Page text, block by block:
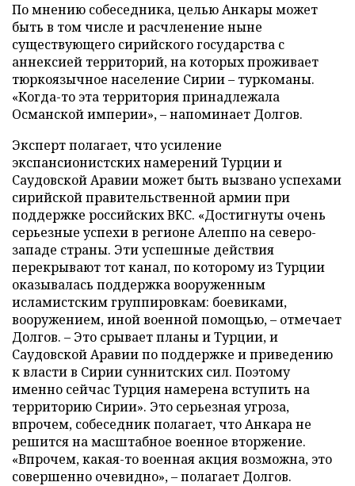
По мнению собеседника, целью Анкары может
быть в том числе и расчленение ныне
существующего сирийского государства с
аннексией территорий, на которых проживает
тюркоязычное население Сирии – туркоманы.
«Когда-то эта территория принадлежала
Османской империи», – напоминает Долгов.
Эксперт полагает, что усиление
экспансионистских намерений Турции и
Саудовской Аравии может быть вызвано успехами
сирийской правительственной армии при
поддержке российских ВКС. «Достигнуты очень
серьезные успехи в регионе Алеппо на северо-
западе страны. Эти успешные действия
перекрывают тот канал, по которому из Турции
оказывалась поддержка вооруженным
исламистским группировкам: боевиками,
вооружением, иной военной помощью, – отмечает
Долгов. – Это срывает планы и Турции, и
Саудовской Аравии по поддержке и приведению
к власти в Сирии суннитских сил. Поэтому
именно сейчас Турция намерена вступить на
территорию Сирии». Это серьезная угроза,
впрочем, собеседник полагает, что Анкара не
решится на масштабное военное вторжение.
«Впрочем, какая-то военная акция возможна, это
совершенно очевидно», – полагает Долгов.